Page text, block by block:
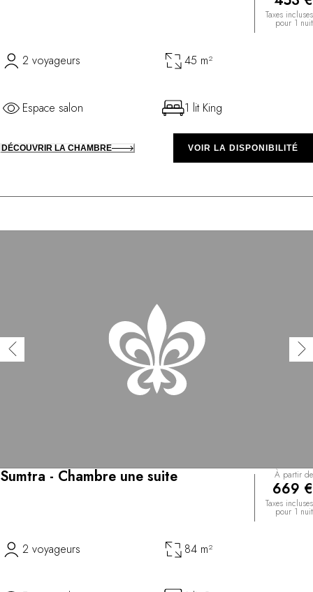
Taxes incluses
pour 1 nuit
2 voyageurs 45 m²
Espace salon 1 lit King
DÉCOUVRIR LA CHAMBRE VOIR LA DISPONIBILITÉ
Sumtra - Chambre une suite À partir de
669 €
Taxes incluses
pour 1 nuit
2 voyageurs 84 m²